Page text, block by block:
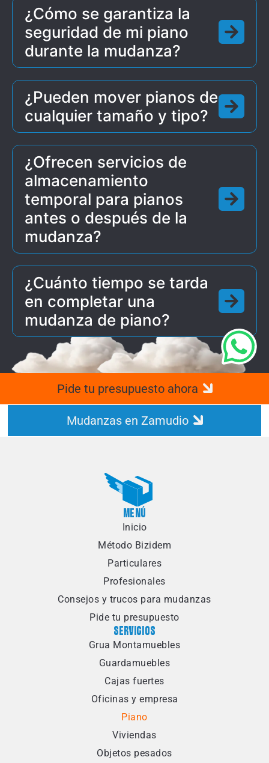
¿Cómo se garantiza la
seguridad de mi piano
durante la mudanza?
¿Pueden mover pianos de
cualquier tamaño y tipo?
¿Ofrecen servicios de
almacenamiento
temporal para pianos
antes o después de la
mudanza?
¿Cuánto tiempo se tarda
en completar una
mudanza de piano?
Pide tu presupuesto ahora
Mudanzas en Zamudio
MENÚ
Inicio
Método Bizidem
Particulares
Profesionales
Consejos y trucos para mudanzas
Pide tu presupuesto
SERVICIOS
Grua Montamuebles
Guardamuebles
Cajas fuertes
Oficinas y empresa
Piano
Viviendas
Objetos pesados